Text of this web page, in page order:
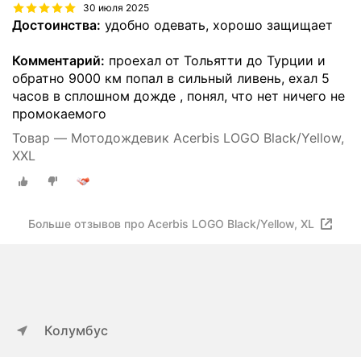
30 июля 2025
Достоинства: удобно одевать, хорошо защищает
Комментарий: проехал от Тольятти до Турции и
обратно 9000 км попал в сильный ливень, ехал 5
часов в сплошном дожде , понял, что нет ничего не
промокаемого
Товар — Мотодождевик Acerbis LOGO Black/Yellow,
XXL
Больше отзывов про Acerbis LOGO Black/Yellow, XL
Колумбус